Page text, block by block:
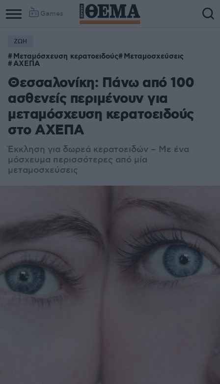
Games
ΖΩΗ
Μεταμόσχευση κερατοειδούς Μεταμοσχεύσεις
ΑΧΕΠΑ
Θεσσαλονίκη: Πάνω από 100
ασθενείς περιμένουν για
μεταμόσχευση κερατοειδούς
στο ΑΧΕΠΑ
Έκκληση για δωρεά κερατοειδών – Με ένα
μόσχευμα περισσότερες από μία
μεταμοσχεύσεις